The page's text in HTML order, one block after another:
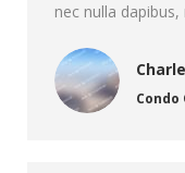
nec nulla
Condo